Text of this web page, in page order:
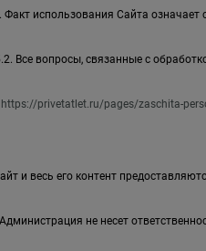
Факт использования Сайта означает
Все вопросы, связанные с
https://privetatlet.ru/pages/zaschita-
и весь его контент
не несет